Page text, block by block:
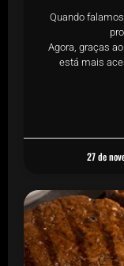
Quando
Agora, graças
está mais
27 de